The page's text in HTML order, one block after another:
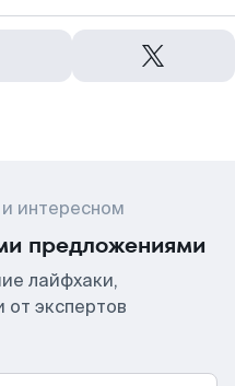
интересном
предложениями
лайфхаки,
экспертов